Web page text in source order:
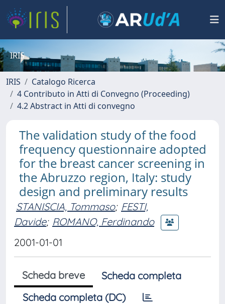
IRIS
IRIS
Catalogo Ricerca
4 Contributo in Atti di Convegno (Proceeding)
4.2 Abstract in Atti di convegno
The validation study of the food
frequency questionnaire adopted
for the breast cancer screening in
the Abruzzo region, Italy: study
design and preliminary results
STANISCIA, Tommaso; FESTI,
Davide; ROMANO, Ferdinando
2001-01-01
Scheda breve
Scheda completa
Scheda completa (DC)